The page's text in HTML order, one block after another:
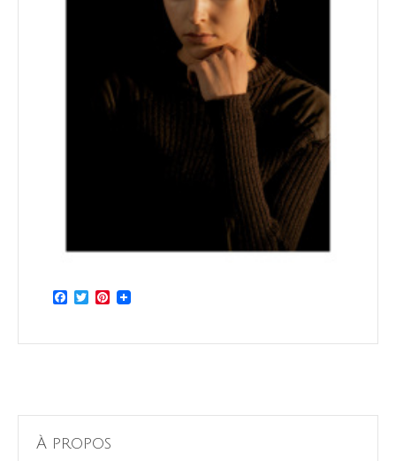
Facebook
TwitterPinterest
À propos